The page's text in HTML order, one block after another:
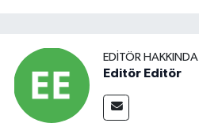
EDITÖR HAKKINDA
Editör Editör